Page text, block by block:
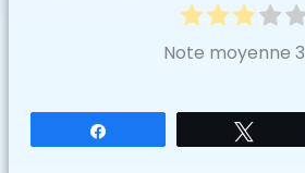
Note moyenne 3